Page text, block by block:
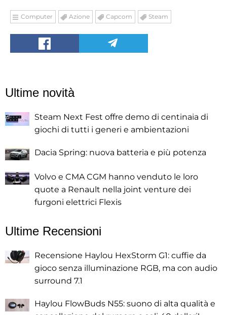
Computer Azione Capcom Steam
Ultime novità
Steam Next Fest offre demo di centinaia di
giochi di tutti i generi e ambientazioni
Dacia Spring: nuova batteria e più potenza
Volvo e CMA CGM hanno venduto le loro
quote a Renault nella joint venture dei
furgoni elettrici Flexis
Ultime Recensioni
Recensione Haylou HexStorm G1: cuffie da
gioco senza illuminazione RGB, ma con audio
surround 7.1
Haylou FlowBuds N55: suono di alta qualità e